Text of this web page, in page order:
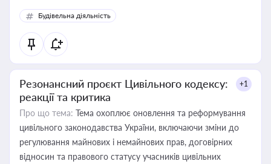
Будівельна діяльність
Резонансний проєкт Цивільного кодексу:
реакції та критика
+1
Про що тема: Тема охоплює оновлення та реформування
цивільного законодавства України, включаючи зміни до
регулювання майнових і немайнових прав, договірних
відносин та правового статусу учасників цивільних